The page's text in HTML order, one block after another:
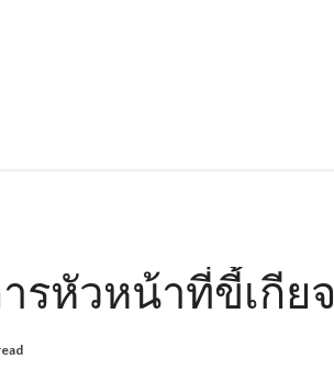
รหัวหน้าที่ขี้เกียจ